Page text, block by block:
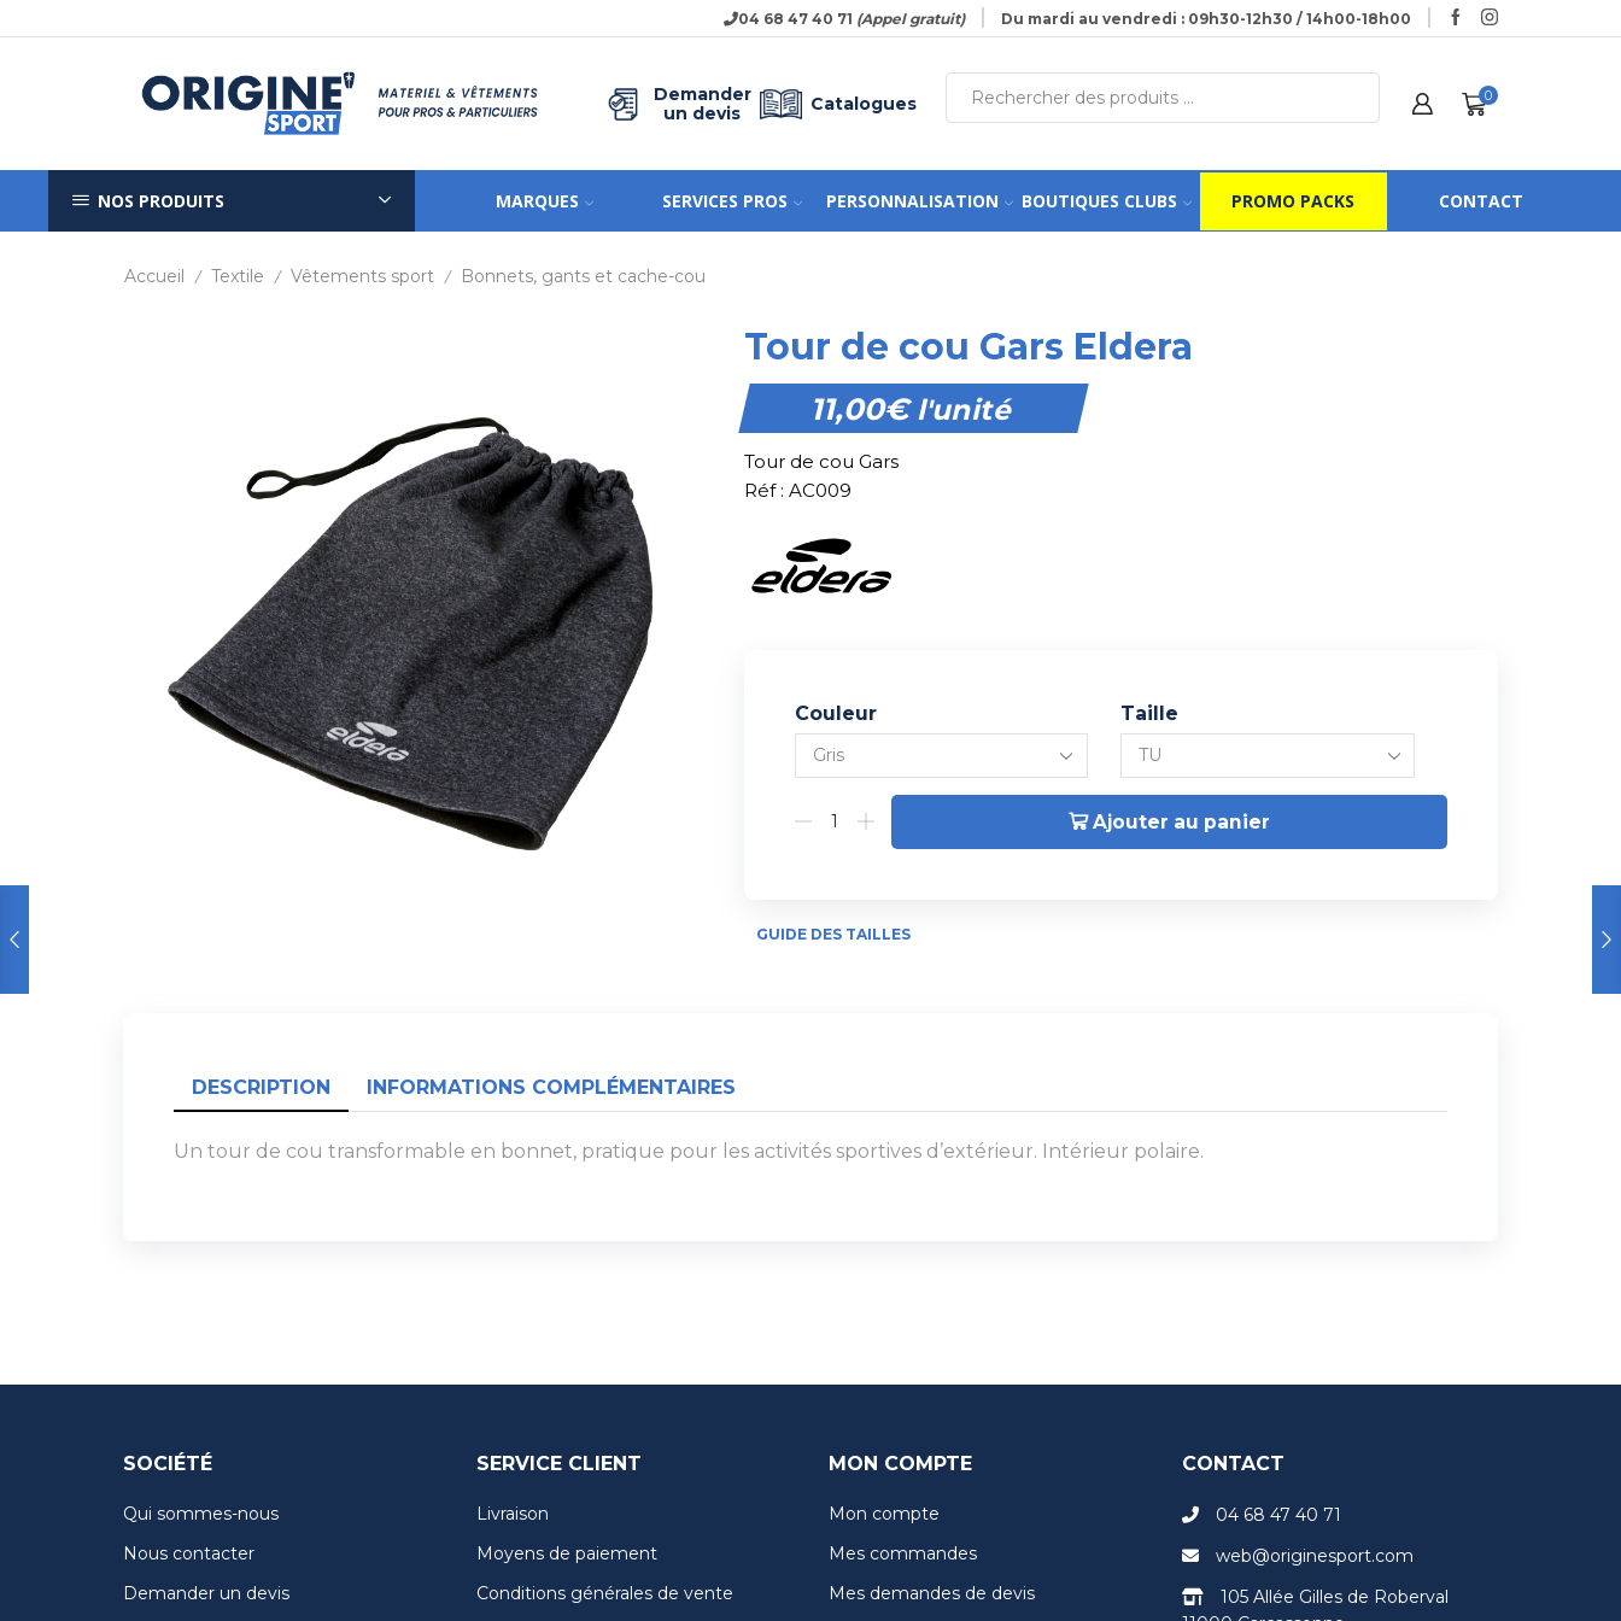
04 68 47 40 71 (Appel gratuit) Du mardi au vendredi : 09h30-12h30 / 14h00-18h00
Demander
un devis
Catalogues 0
NOS PRODUITS MARQUES SERVICES PROS PERSONNALISATION BOUTIQUES CLUBS PROMO PACKS CONTACT
Accueil / Textile / Vêtements sport / Bonnets, gants et cache-cou
Tour de cou Gars Eldera
11,00€l'unité
Tour de cou Gars
Réf : AC009
Couleur Taille
Ajouter au panier
GUIDE DES TAILLES
DESCRIPTION INFORMATIONS COMPLÉMENTAIRES
Un tour de cou transformable en bonnet, pratique pour les activités sportives d’extérieur. Intérieur polaire.
SOCIÉTÉ
Qui sommes-nous
Nous contacter
Demander un devis
SERVICE CLIENT
Livraison
Moyens de paiement
Conditions générales de vente
MON COMPTE
Mon compte
Mes commandes
Mes demandes de devis
CONTACT
04 68 47 40 71
web@originesport.com
105 Allée Gilles de Roberval